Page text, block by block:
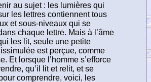
au sujet : les lumières qui
les lettres contiennent tous
et sous-niveaux qui se
chaque lettre. Mais à l’âme
les lit, seule une petite
est perçue, comme
Et lorsque l’homme s’efforce
qu’il lit et relit, et se
comprendre, voici, les